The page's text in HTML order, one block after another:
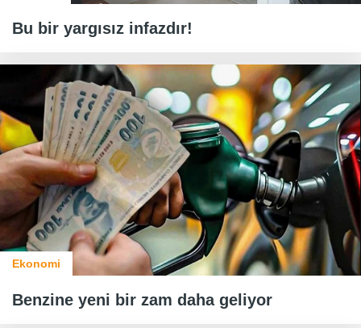
Bu bir yargısız infazdır!
Ekonomi
Benzine yeni bir zam daha geliyor